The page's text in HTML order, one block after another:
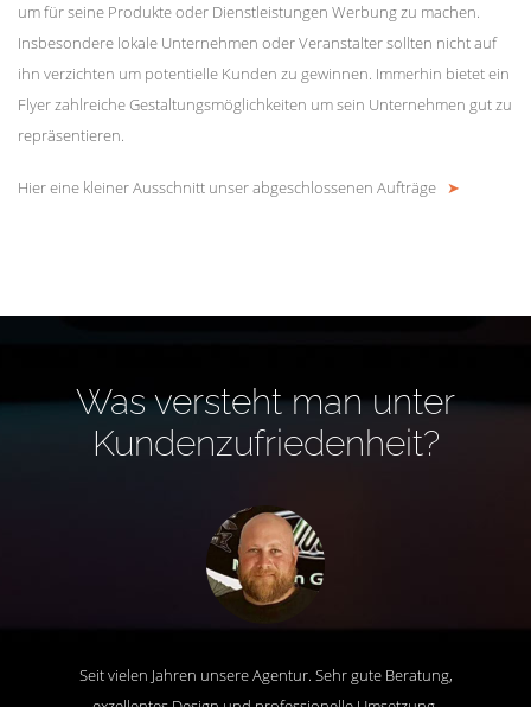
um für seine Produkte oder Dienstleistungen Werbung zu machen.
Insbesondere lokale Unternehmen oder Veranstalter sollten nicht auf
ihn verzichten um potentielle Kunden zu gewinnen. Immerhin bietet ein
Flyer zahlreiche Gestaltungsmöglichkeiten um sein Unternehmen gut zu
repräsentieren.
Hier eine kleiner Ausschnitt unser abgeschlossenen Aufträge ➤
Was versteht man unter
Kundenzufriedenheit?
Seit vielen Jahren unsere Agentur. Sehr gute Beratung,